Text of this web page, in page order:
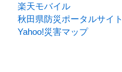
楽天モバイル
秋田県防災ポータルサイト
Yahoo!災害マップ